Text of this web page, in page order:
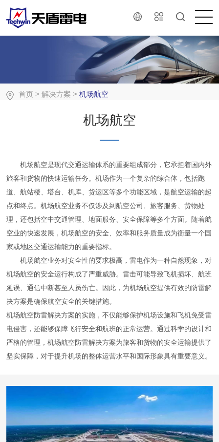
首页 > 解决方案 > 机场航空
机场航空
机场航空是现代交通运输体系的重要组成部分，它承担着国内外
旅客和货物的快速运输任务。机场作为一个复杂的综合体，包括跑
道、航站楼、塔台、机库、货运区等多个功能区域，是航空运输的起
点和终点。机场航空业务不仅涉及到航空公司、旅客服务、货物处
理，还包括空中交通管理、地面服务、安全保障等多个方面。随着航
空业的快速发展，机场航空的安全、效率和服务质量成为衡量一个国
家或地区交通运输能力的重要指标。
机场航空业务对安全性的要求极高，雷电作为一种自然现象，对
机场航空的安全运行构成了严重威胁。雷击可能导致飞机损坏、航班
延误、通信中断甚至人员伤亡。因此，为机场航空提供有效的防雷解
决方案是确保航空安全的关键措施。
机场航空防雷解决方案的实施，不仅能够保护机场设施和飞机免受雷
电侵害，还能够保障飞行安全和航班的正常运营。通过科学的设计和
严格的管理，机场航空防雷解决方案为旅客和货物的安全运输提供了
坚实保障，对于提升机场的整体运营水平和国际形象具有重要意义。